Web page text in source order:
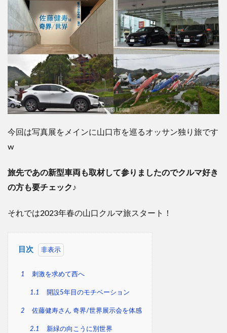
今回は写真展をメインに山口市を巡るオッサン独り旅です
w
旅先であの新型車両も取材して参りましたのでクルマ好き
の方も要チェック♪
それでは2023年春の山口クルマ旅スタート！
目次
1 刺激を求めて西へ
1.1 開設5年目のモチベーション
2 佐藤健寿さん 奇界/世界展示会を体感
2.1 新緑の向こうに別世界